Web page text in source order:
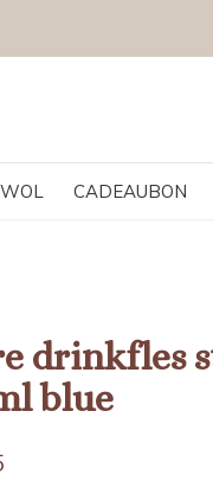
WOL CADEAUBON
drinkfles
blue